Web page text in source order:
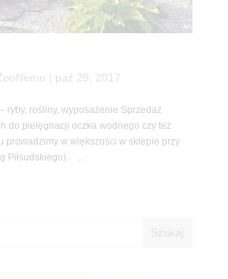
paź 29, 2017
rośliny, wyposażenie Sprzedaż
do pielęgnacji oczka wodnego czy też
prowadzimy w większości w sklepie przy
Piłsudskiego). ...